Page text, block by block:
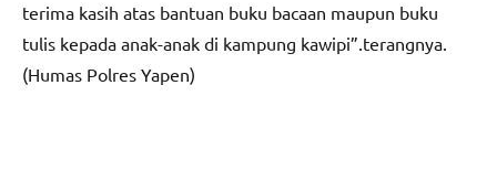
terima kasih atas bantuan buku bacaan maupun buku
tulis kepada anak-anak di kampung kawipi”.terangnya.
(Humas Polres Yapen)